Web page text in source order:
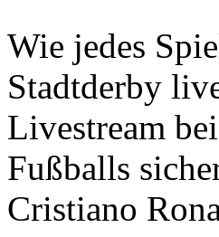
Wie jedes
Stadtderby
Livestream bei
Fußballs
Cristiano